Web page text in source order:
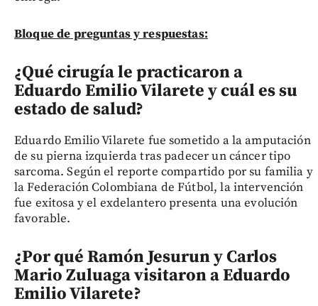
Bloque de preguntas y respuestas:
¿Qué cirugía le practicaron a
Eduardo Emilio Vilarete y cuál es su
estado de salud?
Eduardo Emilio Vilarete fue sometido a la amputación
de su pierna izquierda tras padecer un cáncer tipo
sarcoma. Según el reporte compartido por su familia y
la Federación Colombiana de Fútbol, la intervención
fue exitosa y el exdelantero presenta una evolución
favorable.
¿Por qué Ramón Jesurun y Carlos
Mario Zuluaga visitaron a Eduardo
Emilio Vilarete?